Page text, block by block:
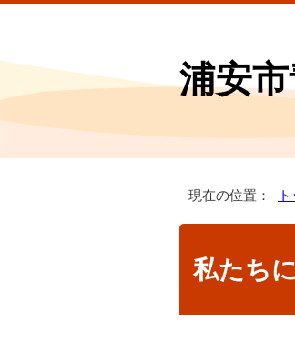
浦安
現在の位置：
私たち